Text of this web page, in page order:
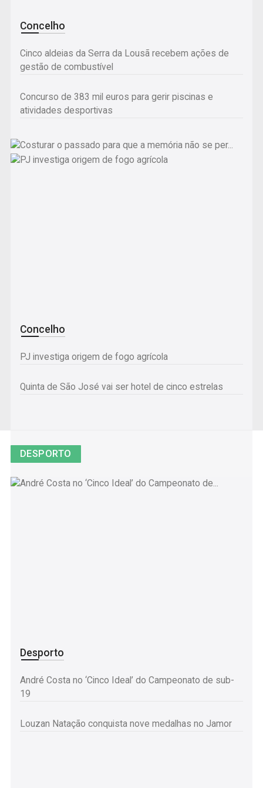
Concelho
Cinco aldeias da Serra da Lousã recebem ações de
gestão de combustível
Concurso de 383 mil euros para gerir piscinas e
atividades desportivas
Concelho
PJ investiga origem de fogo agrícola
Quinta de São José vai ser hotel de cinco estrelas
DESPORTO
Desporto
André Costa no ‘Cinco Ideal’ do Campeonato de sub-
19
Louzan Natação conquista nove medalhas no Jamor